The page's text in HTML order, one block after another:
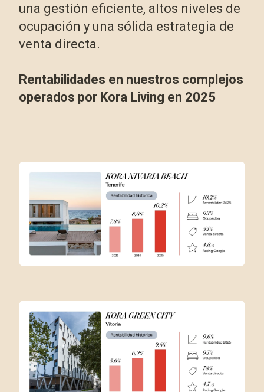
una gestión eficiente, altos niveles de
ocupación y una sólida estrategia de
venta directa.
Rentabilidades en nuestros complejos
operados por Kora Living en 2025